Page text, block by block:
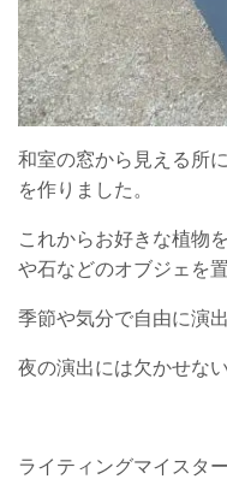
和室の窓から見える所
を作りました。
これからお好きな植物
や石などのオブジェを
季節や気分で自由に演
夜の演出には欠かせな
ライティングマイスタ